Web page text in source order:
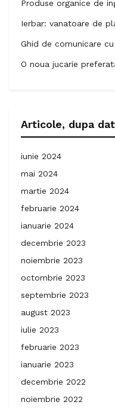
Produse organice de
Ierbar: vanatoare de
Ghid de comunicare
O noua jucarie
Articole, dupa
iunie 2024
mai 2024
martie 2024
februarie 2024
ianuarie 2024
decembrie 2023
noiembrie 2023
octombrie 2023
septembrie 2023
august 2023
iulie 2023
februarie 2023
ianuarie 2023
decembrie 2022
noiembrie 2022